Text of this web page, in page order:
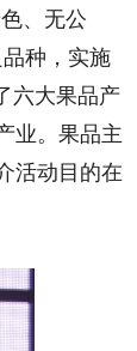
、无公
种，实施
六大果品产
业。果品主
活动目的在